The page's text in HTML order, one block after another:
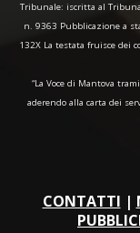
Tribunale: iscritta al
n. 9363 Pubblicazione a
132X La testata fruisce dei
“La Voce di Mantova
aderendo alla carta dei
CONTATTI |